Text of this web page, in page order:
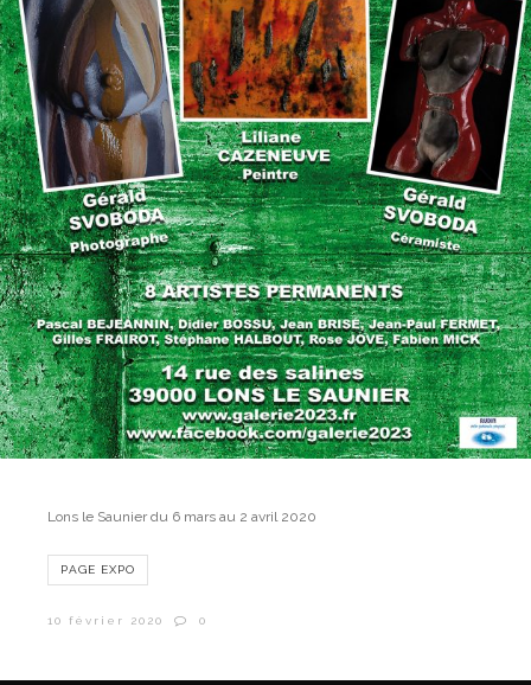
Lons le Saunier du 6 mars au 2 avril 2020
PAGE EXPO
10 février 2020 0